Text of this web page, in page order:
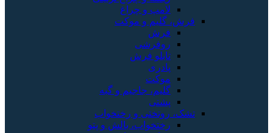
لامپ و چراغ
فرش، گلیم و موکت
فرش
روفرشی
تابلو فرش
پادری
موکت
گلیم، جاجیم و گبه
پشتی
تشک، روتختی و رختخواب
رختخواب، بالش و پتو